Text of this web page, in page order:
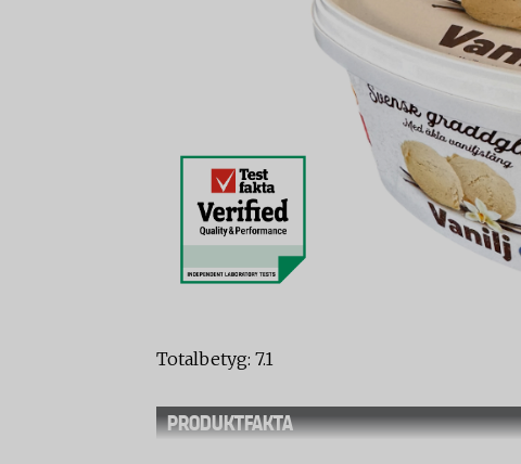
Totalbetyg: 7.1
PRODUKTFAKTA